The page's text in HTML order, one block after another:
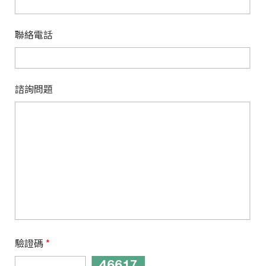
聯絡電話
諮詢問題
驗證碼 *